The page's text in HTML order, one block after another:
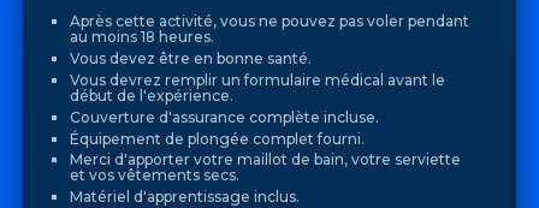
Après cette activité, vous ne pouvez pas voler pendant
au moins 18 heures.
Vous devez être en bonne santé.
Vous devrez remplir un formulaire médical avant le
début de l'expérience.
Couverture d'assurance complète incluse.
Équipement de plongée complet fourni.
Merci d'apporter votre maillot de bain, votre serviette
et vos vêtements secs.
Matériel d'apprentissage inclus.